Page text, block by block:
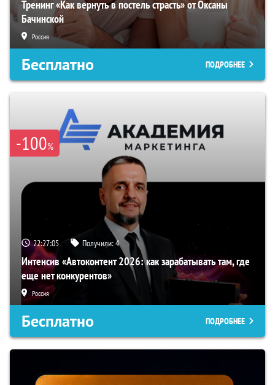
Тренинг «Как вернуть в постель страсть» от Оксаны
Бачинской
Россия
Бесплатно ПОДРОБНЕЕ
-100%
22:27:04 Получили:4
Интенсив «Автоконтент 2026: как зарабатывать там, где
еще нет конкурентов»
Россия
Бесплатно ПОДРОБНЕЕ